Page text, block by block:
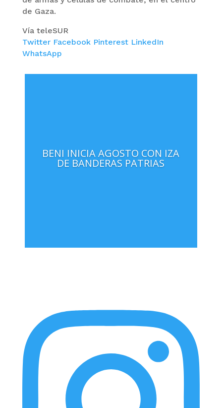
de Gaza.
Vía teleSUR
Twitter Facebook Pinterest LinkedIn
WhatsApp
BENI INICIA AGOSTO CON IZA
DE BANDERAS PATRIAS